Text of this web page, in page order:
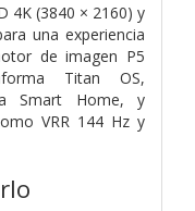
4K (3840 × 2160) y
una experiencia
de imagen P5
Titan OS,
Smart Home, y
VRR 144 Hz y